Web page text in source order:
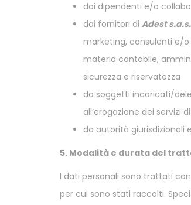
dai dipendenti e/o
dai fornitori di Adest s.a.s.
marketing, consulenti e/o
materia contabile,
sicurezza e riservatezza
da soggetti incaricati/
all’erogazione dei servizi
da autorità giurisdizionali
5. Modalità e durata del
I dati personali sono trattati
per cui sono stati raccolti.